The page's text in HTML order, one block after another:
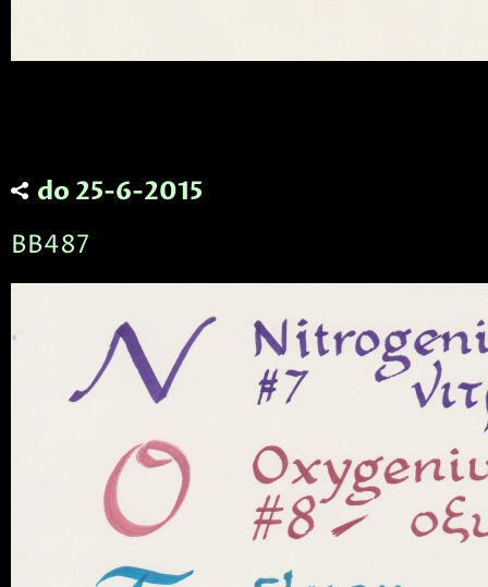
do 25-6-2015
BB487